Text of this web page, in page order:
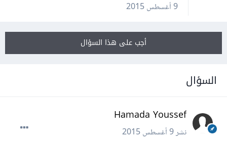
9 أغسطس 2015
أجب على هذا السؤال
السؤال
Hamada Youssef
نشر9 أغسطس 2015